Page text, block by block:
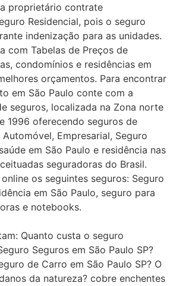
proprietário contrate
Residencial, pois o seguro
indenização para as unidades.
com Tabelas de Preços de
condomínios e residências em
orçamentos. Para encontrar
em São Paulo conte com a
seguros, localizada na Zona norte
1996 oferecendo seguros de
Empresarial, Seguro
em São Paulo e residência nas
seguradoras do Brasil.
os seguintes seguros: Seguro
em São Paulo, seguro para
e notebooks.
Quanto custa o seguro
Seguros em São Paulo SP?
de Carro em São Paulo SP? O
da natureza? cobre enchentes